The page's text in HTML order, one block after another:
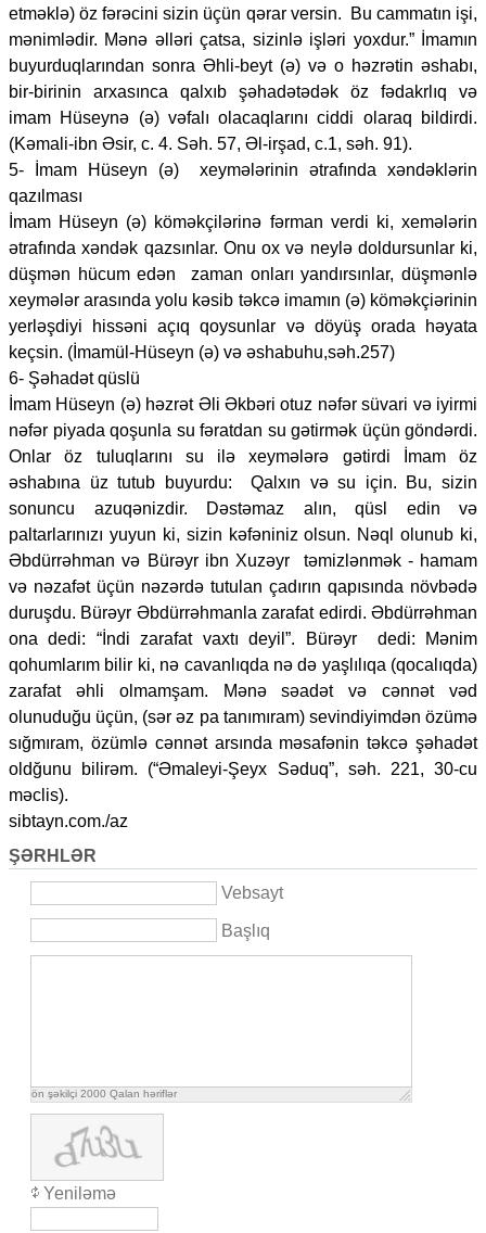
etməklə) öz fərəcini sizin üçün qərar versin. Bu cammatın işi,
mənimlədir. Mənə əlləri çatsa, sizinlə işləri yoxdur.” İmamın
buyurduqlarından sonra Əhli-beyt (ə) və o həzrətin əshabı,
bir-birinin arxasınca qalxıb şəhadətədək öz fədakrlıq və
imam Hüseynə (ə) vəfalı olacaqlarını ciddi olaraq bildirdi.
(Kəmali-ibn Əsir, c. 4. Səh. 57, Əl-irşad, c.1, səh. 91).
5- İmam Hüseyn (ə) xeymələrinin ətrafında xəndəklərin
qazılması
İmam Hüseyn (ə) köməkçilərinə fərman verdi ki, xemələrin
ətrafında xəndək qazsınlar. Onu ox və neylə doldursunlar ki,
düşmən hücum edən zaman onları yandırsınlar, düşmənlə
xeymələr arasında yolu kəsib təkcə imamın (ə) köməkçiərinin
yerləşdiyi hissəni açıq qoysunlar və döyüş orada həyata
keçsin. (İmamül-Hüseyn (ə) və əshabuhu,səh.257)
6- Şəhadət qüslü
İmam Hüseyn (ə) həzrət Əli Əkbəri otuz nəfər süvari və iyirmi
nəfər piyada qoşunla su fəratdan su gətirmək üçün göndərdi.
Onlar öz tuluqlarını su ilə xeymələrə gətirdi İmam öz
əshabına üz tutub buyurdu: Qalxın və su için. Bu, sizin
sonuncu azuqənizdir. Dəstəmaz alın, qüsl edin və
paltarlarınızı yuyun ki, sizin kəfəniniz olsun. Nəql olunub ki,
Əbdürrəhman və Bürəyr ibn Xuzəyr təmizlənmək - hamam
və nəzafət üçün nəzərdə tutulan çadırın qapısında növbədə
duruşdu. Bürəyr Əbdürrəhmanla zarafat edirdi. Əbdürrəhman
ona dedi: “İndi zarafat vaxtı deyil”. Bürəyr dedi: Mənim
qohumlarım bilir ki, nə cavanlıqda nə də yaşlılıqa (qocalıqda)
zarafat əhli olmamşam. Mənə səadət və cənnət vəd
olunuduğu üçün, (sər əz pa tanımıram) sevindiyimdən özümə
sığmıram, özümlə cənnət arsında məsafənin təkcə şəhadət
oldğunu bilirəm. (“Əmaleyi-Şeyx Səduq”, səh. 221, 30-cu
məclis).
sibtayn.com./az
ŞƏRHLƏR
Vebsayt
Başlıq
ön şəkilçi 2000 Qalan həriflər
Yeniləmə